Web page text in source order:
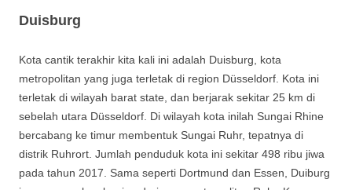
Duisburg
Kota cantik terakhir kita kali ini adalah Duisburg, kota
metropolitan yang juga terletak di region Düsseldorf. Kota ini
terletak di wilayah barat state, dan berjarak sekitar 25 km di
sebelah utara Düsseldorf. Di wilayah kota inilah Sungai Rhine
bercabang ke timur membentuk Sungai Ruhr, tepatnya di
distrik Ruhrort. Jumlah penduduk kota ini sekitar 498 ribu jiwa
pada tahun 2017. Sama seperti Dortmund dan Essen, Duiburg